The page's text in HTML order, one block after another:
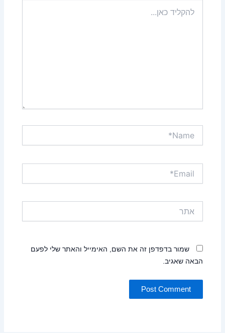
כאן...
שמור בדפדפן זה את השם, האימייל והאתר שלי לפעם
הבאה שאגיב.